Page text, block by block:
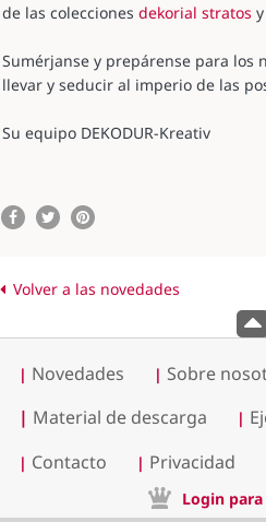
de las colecciones dekorial stratos y
Sumérjanse y prepárense para los
llevar y seducir al imperio de las
Su equipo DEKODUR-Kreativ
Volver a las novedades
| Novedades | Sobre
| Material de descarga |
| Contacto | Privacidad
Login